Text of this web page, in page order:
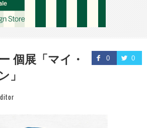
0 0
個展「マイ・
」